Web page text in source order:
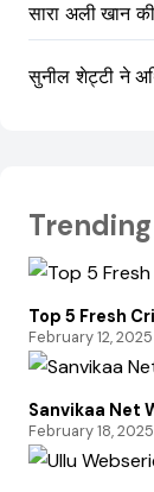
सारा अली खान
सुनील शेट्टी ने
Top 5 Fresh
February 12, 2025
Sanvikaa Net
February 18, 2025